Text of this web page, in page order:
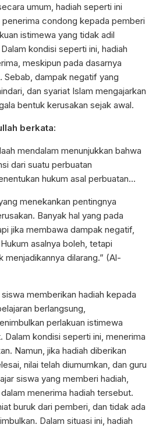
umum, hadiah seperti ini
condong kepada pemberi
istimewa yang tidak adil
kondisi seperti ini, hadiah
meskipun pada dasarnya
Sebab, dampak negatif yang
dan syariat Islam mengajarkan
bentuk kerusakan sejak awal.
berkata:
mendalam menunjukkan bahwa
dari suatu perbuatan
hukum asal perbuatan…
menekankan pentingnya
Banyak hal yang pada
jika membawa dampak negatif,
asalnya boleh, tetapi
menjadikannya dilarang.” (Al-
memberikan hadiah kepada
berlangsung,
perlakuan istimewa
kondisi seperti ini, menerima
Namun, jika hadiah diberikan
nilai telah diumumkan, dan guru
siswa yang memberi hadiah,
menerima hadiah tersebut.
buruk dari pemberi, dan tidak ada
Dalam situasi ini, hadiah